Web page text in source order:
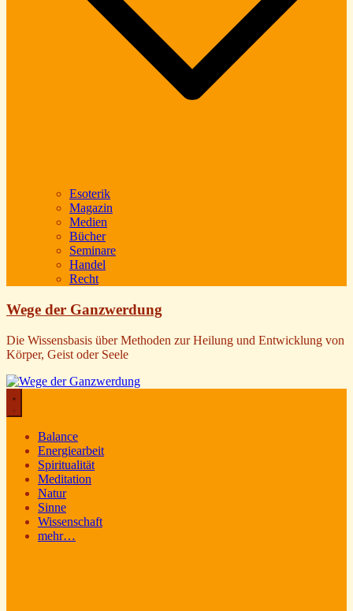
Esoterik
Magazin
Medien
Bücher
Seminare
Handel
Recht
Wege der Ganzwerdung
Die Wissensbasis über Methoden zur Heilung und Entwicklung von
Körper, Geist oder Seele
Balance
Energiearbeit
Spiritualität
Meditation
Natur
Sinne
Wissenschaft
mehr…